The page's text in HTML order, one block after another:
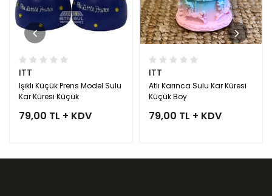
ITT
Işıklı Küçük Prens Model Sulu
Kar Küresi Küçük
79,00 TL + KDV
ITT
Atlı Karınca Sulu Kar Küresi
Küçük Boy
79,00 TL + KDV